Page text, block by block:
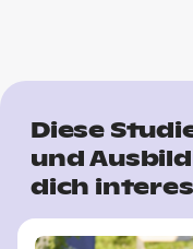
Diese
und
dich